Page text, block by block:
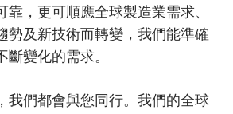
靠，更可順應全球製造業需求、
勢及新技術而轉變，我們能準確
變化的需求。
我們都會與您同行。我們的全球